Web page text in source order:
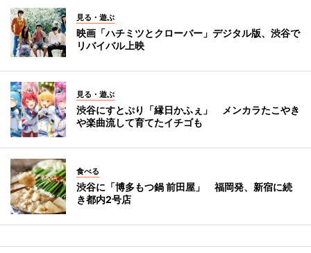
見る・遊ぶ
映画「ハチミツとクローバー」デジタル版、渋谷で
リバイバル上映
見る・遊ぶ
渋谷にすとぷり「縁日かふぇ」 メンカラたこやき
や楽曲流して育てたイチゴも
食べる
渋谷に「博多もつ鍋 前田屋」 福岡発、新宿に続
き都内2号店